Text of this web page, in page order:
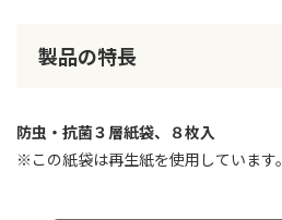
製品の特長
防虫・抗菌３層紙袋、８枚入
※この紙袋は再生紙を使用しています。